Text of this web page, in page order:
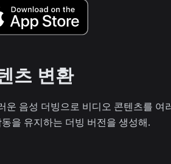
츠 변환
음성 더빙으로 비디오 콘텐츠를 여
을 유지하는 더빙 버전을 생성해.